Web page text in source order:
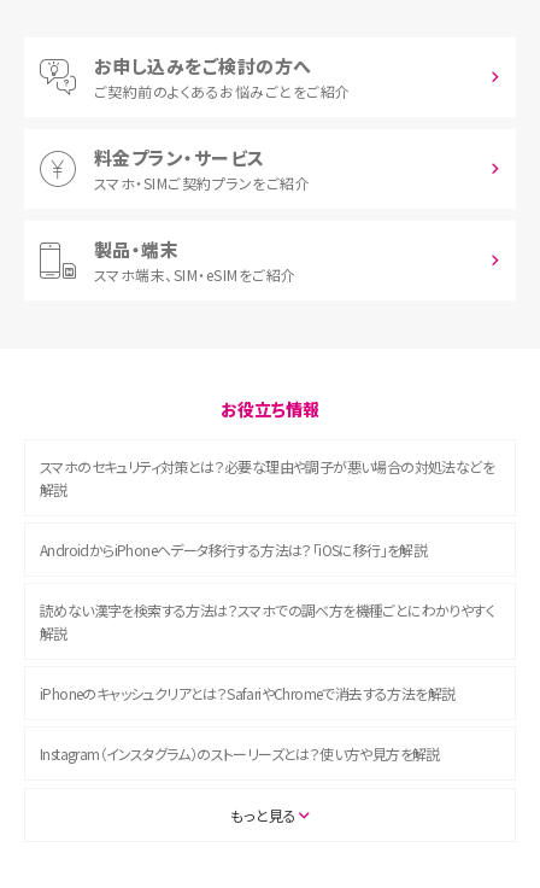
お申し込みをご検討の方へ
ご契約前のよくあるお悩みごとをご紹介
料金プラン・サービス
スマホ・SIMご契約プランをご紹介
製品・端末
スマホ端末、 SIM・eSIMをご紹介
お役立ち情報
スマホのセキュリティ対策とは？必要な理由や調子が悪い場合の対処法などを
解説
AndroidからiPhoneへデータ移行する方法は？「iOSに移行」を解説
読めない漢字を検索する方法は？スマホでの調べ方を機種ごとにわかりやすく
解説
iPhoneのキャッシュクリアとは？SafariやChromeで消去する方法を解説
Instagram（インスタグラム）のストーリーズとは？使い方や見方を解説
ASMRとは？初心者向けの代表ジャンルや楽しみ方を解説
もっと見る